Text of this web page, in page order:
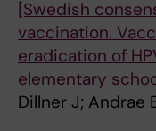
[Swedish
vaccination.
eradication of
elementary
Dillner J; Andrae